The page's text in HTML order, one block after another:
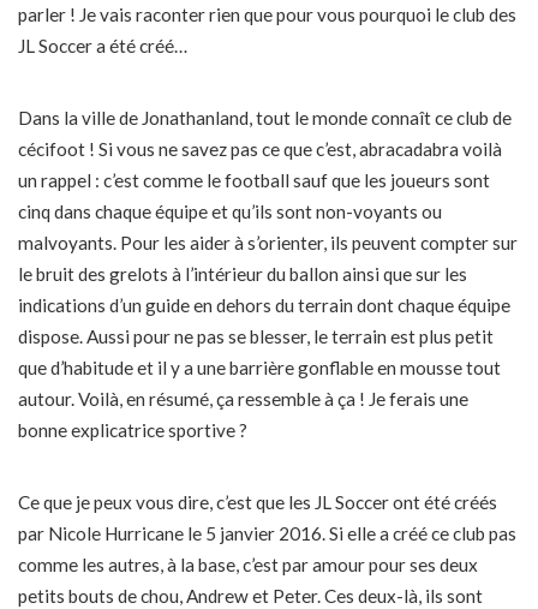
parler ! Je vais raconter rien que pour vous pourquoi le club des
JL Soccer a été créé…
Dans la ville de Jonathanland, tout le monde connaît ce club de
cécifoot ! Si vous ne savez pas ce que c’est, abracadabra voilà
un rappel : c’est comme le football sauf que les joueurs sont
cinq dans chaque équipe et qu’ils sont non-voyants ou
malvoyants. Pour les aider à s’orienter, ils peuvent compter sur
le bruit des grelots à l’intérieur du ballon ainsi que sur les
indications d’un guide en dehors du terrain dont chaque équipe
dispose. Aussi pour ne pas se blesser, le terrain est plus petit
que d’habitude et il y a une barrière gonflable en mousse tout
autour. Voilà, en résumé, ça ressemble à ça ! Je ferais une
bonne explicatrice sportive ?
Ce que je peux vous dire, c’est que les JL Soccer ont été créés
par Nicole Hurricane le 5 janvier 2016. Si elle a créé ce club pas
comme les autres, à la base, c’est par amour pour ses deux
petits bouts de chou, Andrew et Peter. Ces deux-là, ils sont